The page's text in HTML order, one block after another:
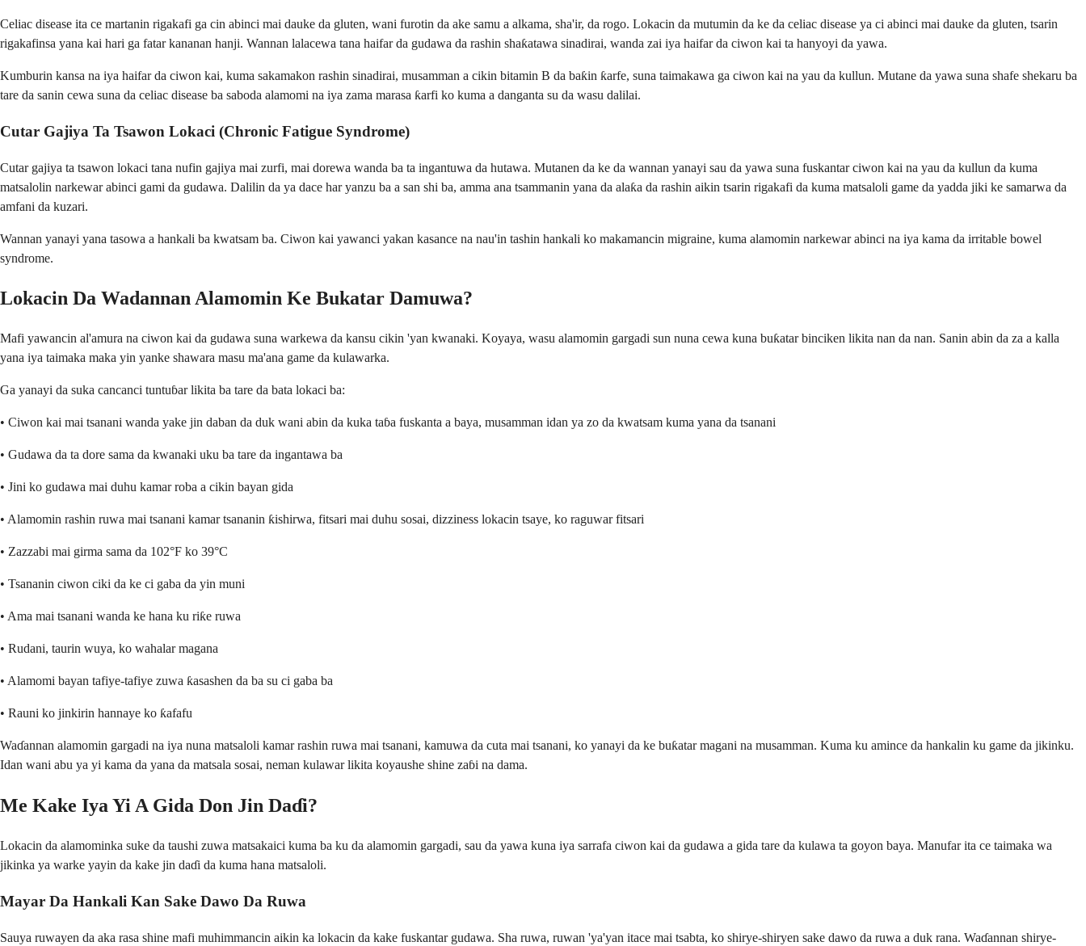
Celiac disease ita ce martanin rigakafi ga cin abinci mai dauke da gluten, wani furotin da ake samu a alkama, sha'ir, da rogo. Lokacin da mutumin da ke da celiac disease ya ci abinci mai dauke da gluten, tsarin
rigakafinsa yana kai hari ga fatar kananan hanji. Wannan lalacewa tana haifar da gudawa da rashin shaƙatawa sinadirai, wanda zai iya haifar da ciwon kai ta hanyoyi da yawa.
Kumburin kansa na iya haifar da ciwon kai, kuma sakamakon rashin sinadirai, musamman a cikin bitamin B da baƙin ƙarfe, suna taimakawa ga ciwon kai na yau da kullun. Mutane da yawa suna shafe shekaru ba
tare da sanin cewa suna da celiac disease ba saboda alamomi na iya zama marasa ƙarfi ko kuma a danganta su da wasu dalilai.
Cutar Gajiya Ta Tsawon Lokaci (Chronic Fatigue Syndrome)
Cutar gajiya ta tsawon lokaci tana nufin gajiya mai zurfi, mai dorewa wanda ba ta ingantuwa da hutawa. Mutanen da ke da wannan yanayi sau da yawa suna fuskantar ciwon kai na yau da kullun da kuma
matsalolin narkewar abinci gami da gudawa. Dalilin da ya dace har yanzu ba a san shi ba, amma ana tsammanin yana da alaƙa da rashin aikin tsarin rigakafi da kuma matsaloli game da yadda jiki ke samarwa da
amfani da kuzari.
Wannan yanayi yana tasowa a hankali ba kwatsam ba. Ciwon kai yawanci yakan kasance na nau'in tashin hankali ko makamancin migraine, kuma alamomin narkewar abinci na iya kama da irritable bowel
syndrome.
Lokacin Da Wadannan Alamomin Ke Bukatar Damuwa?
Mafi yawancin al'amura na ciwon kai da gudawa suna warkewa da kansu cikin 'yan kwanaki. Koyaya, wasu alamomin gargadi sun nuna cewa kuna buƙatar binciken likita nan da nan. Sanin abin da za a kalla
yana iya taimaka maka yin yanke shawara masu ma'ana game da kulawarka.
Ga yanayi da suka cancanci tuntuɓar likita ba tare da bata lokaci ba:
• Ciwon kai mai tsanani wanda yake jin daban da duk wani abin da kuka taɓa fuskanta a baya, musamman idan ya zo da kwatsam kuma yana da tsanani
• Gudawa da ta dore sama da kwanaki uku ba tare da ingantawa ba
• Jini ko gudawa mai duhu kamar roba a cikin bayan gida
• Alamomin rashin ruwa mai tsanani kamar tsananin ƙishirwa, fitsari mai duhu sosai, dizziness lokacin tsaye, ko raguwar fitsari
• Zazzabi mai girma sama da 102°F ko 39°C
• Tsananin ciwon ciki da ke ci gaba da yin muni
• Ama mai tsanani wanda ke hana ku riƙe ruwa
• Rudani, taurin wuya, ko wahalar magana
• Alamomi bayan tafiye-tafiye zuwa ƙasashen da ba su ci gaba ba
• Rauni ko jinkirin hannaye ko ƙafafu
Waɗannan alamomin gargadi na iya nuna matsaloli kamar rashin ruwa mai tsanani, kamuwa da cuta mai tsanani, ko yanayi da ke buƙatar magani na musamman. Kuma ku amince da hankalin ku game da jikinku.
Idan wani abu ya yi kama da yana da matsala sosai, neman kulawar likita koyaushe shine zaɓi na dama.
Me Kake Iya Yi A Gida Don Jin Daɗi?
Lokacin da alamominka suke da taushi zuwa matsakaici kuma ba ku da alamomin gargadi, sau da yawa kuna iya sarrafa ciwon kai da gudawa a gida tare da kulawa ta goyon baya. Manufar ita ce taimaka wa
jikinka ya warke yayin da kake jin daɗi da kuma hana matsaloli.
Mayar Da Hankali Kan Sake Dawo Da Ruwa
Sauya ruwayen da aka rasa shine mafi muhimmancin aikin ka lokacin da kake fuskantar gudawa. Sha ruwa, ruwan 'ya'yan itace mai tsabta, ko shirye-shiryen sake dawo da ruwa a duk rana. Waɗannan shirye-